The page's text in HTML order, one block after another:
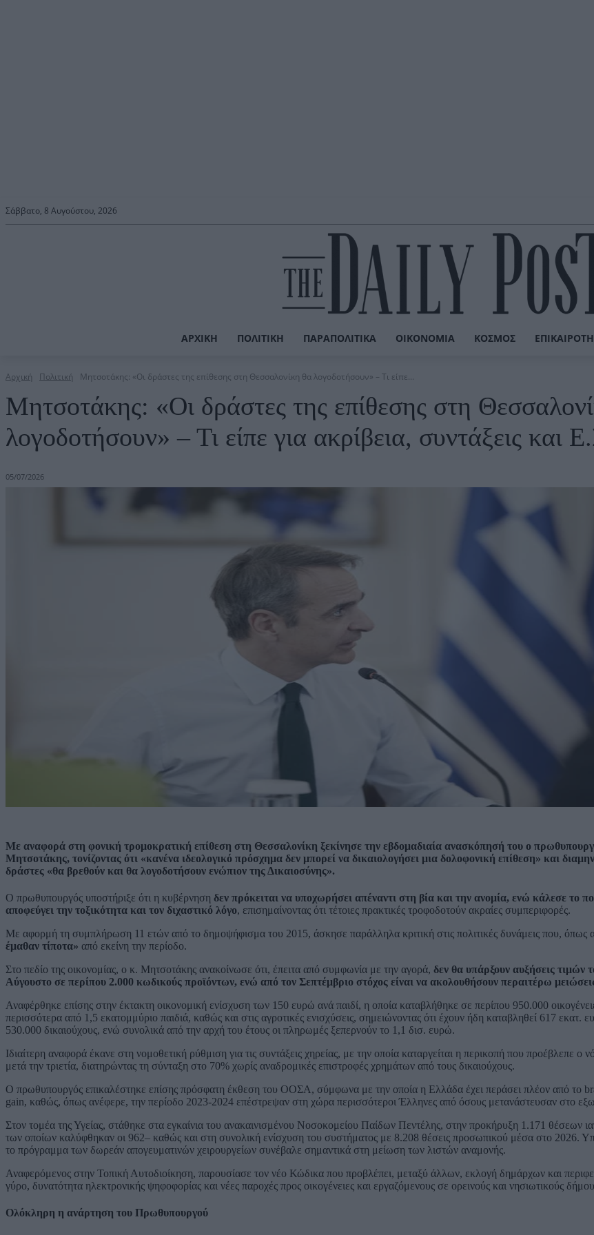
Σάββατο, 8 Αυγούστου, 2026
ΑΡΧΙΚΉ ΠΟΛΙΤΙΚΉ ΠΑΡΑΠΟΛΙΤΙΚΆ ΟΙΚΟΝΟΜΊΑ ΚΌΣΜΟΣ
Αρχική Πολιτική Μητσοτάκης: «Οι δράστες της επίθεσης στη Θεσσαλονίκη θα λογοδοτήσουν» – Τι είπε...
Μητσοτάκης: «Οι δράστες της επίθεσης στη
λογοδοτήσουν» – Τι είπε για ακρίβεια, συντάξεις και
05/07/2026
Με αναφορά στη φονική τρομοκρατική επίθεση στη Θεσσαλονίκη ξεκίνησε την εβδομαδιαία ανασκόπησή του ο
Μητσοτάκης, τονίζοντας ότι «κανένα ιδεολογικό πρόσχημα δεν μπορεί να δικαιολογήσει μια δολοφονική επίθεση» και
δράστες «θα βρεθούν και θα λογοδοτήσουν ενώπιον της Δικαιοσύνης».
Ο πρωθυπουργός υποστήριξε ότι η κυβέρνηση δεν πρόκειται να υποχωρήσει απέναντι στη βία και την ανομία, ενώ κάλεσε το
αποφεύγει την τοξικότητα και τον διχαστικό λόγο, επισημαίνοντας ότι τέτοιες πρακτικές τροφοδοτούν ακραίες συμπεριφορές.
Με αφορμή τη συμπλήρωση 11 ετών από το δημοψήφισμα του 2015, άσκησε παράλληλα κριτική στις πολιτικές δυνάμεις που, όπως
έμαθαν τίποτα» από εκείνη την περίοδο.
Στο πεδίο της οικονομίας, ο κ. Μητσοτάκης ανακοίνωσε ότι, έπειτα από συμφωνία με την αγορά, δεν θα υπάρξουν αυξήσεις τιμών
Αύγουστο σε περίπου 2.000 κωδικούς προϊόντων, ενώ από τον Σεπτέμβριο στόχος είναι να ακολουθήσουν περαιτέρω
Αναφέρθηκε επίσης στην έκτακτη οικονομική ενίσχυση των 150 ευρώ ανά παιδί, η οποία καταβλήθηκε σε περίπου 950.000
περισσότερα από 1,5 εκατομμύριο παιδιά, καθώς και στις αγροτικές ενισχύσεις, σημειώνοντας ότι έχουν ήδη καταβληθεί 617 εκατ.
530.000 δικαιούχους, ενώ συνολικά από την αρχή του έτους οι πληρωμές ξεπερνούν το 1,1 δισ. ευρώ.
Ιδιαίτερη αναφορά έκανε στη νομοθετική ρύθμιση για τις συντάξεις χηρείας, με την οποία καταργείται η περικοπή που προέβλεπε ο
μετά την τριετία, διατηρώντας τη σύνταξη στο 70% χωρίς αναδρομικές επιστροφές χρημάτων από τους δικαιούχους.
Ο πρωθυπουργός επικαλέστηκε επίσης πρόσφατη έκθεση του ΟΟΣΑ, σύμφωνα με την οποία η Ελλάδα έχει περάσει πλέον από το
gain, καθώς, όπως ανέφερε, την περίοδο 2023-2024 επέστρεψαν στη χώρα περισσότεροι Έλληνες από όσους μετανάστευσαν στο
Στον τομέα της Υγείας, στάθηκε στα εγκαίνια του ανακαινισμένου Νοσοκομείου Παίδων Πεντέλης, στην προκήρυξη 1.171 θέσεων
των οποίων καλύφθηκαν οι 962– καθώς και στη συνολική ενίσχυση του συστήματος με 8.208 θέσεις προσωπικού μέσα στο 2026.
το πρόγραμμα των δωρεάν απογευματινών χειρουργείων συνέβαλε σημαντικά στη μείωση των λιστών αναμονής.
Αναφερόμενος στην Τοπική Αυτοδιοίκηση, παρουσίασε τον νέο Κώδικα που προβλέπει, μεταξύ άλλων, εκλογή δημάρχων και
γύρο, δυνατότητα ηλεκτρονικής ψηφοφορίας και νέες παροχές προς οικογένειες και εργαζόμενους σε ορεινούς και νησιωτικούς
Ολόκληρη η ανάρτηση του Πρωθυπουργού